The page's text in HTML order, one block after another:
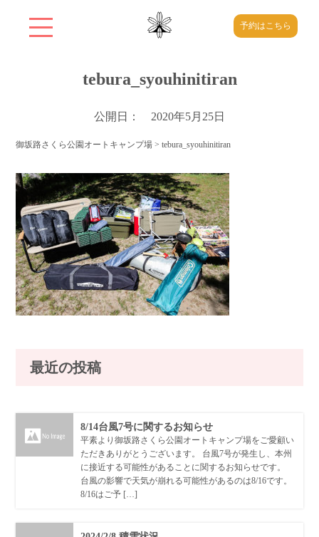
予約はこちら
tebura_syouhinitiran
公開日： 2020年5月25日
御坂路さくら公園オートキャンプ場 >tebura_syouhinitiran
最近の投稿
8/14台風7号に関するお知らせ
平素より御坂路さくら公園オートキャンプ場をご愛顧い
ただきありがとうございます。 台風7号が発生し、本州
に接近する可能性があることに関するお知らせです。
台風の影響で天気が崩れる可能性があるのは8/16です。
8/16はご予 […]